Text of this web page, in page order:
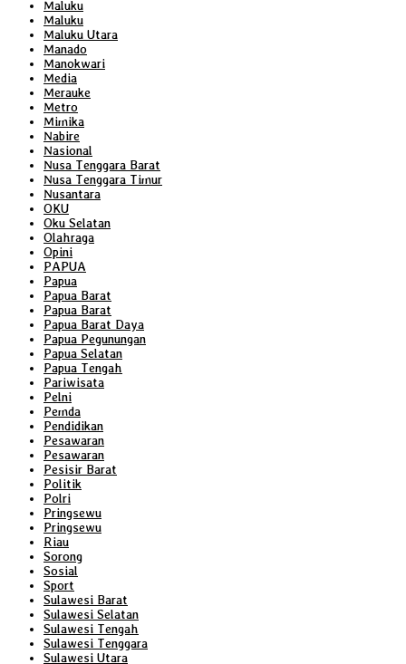
Maluku
Maluku
Maluku Utara
Manado
Manokwari
Media
Merauke
Metro
Mimika
Nabire
Nasional
Nusa Tenggara Barat
Nusa Tenggara Timur
Nusantara
OKU
Oku Selatan
Olahraga
Opini
PAPUA
Papua
Papua Barat
Papua Barat
Papua Barat Daya
Papua Pegunungan
Papua Selatan
Papua Tengah
Pariwisata
Pelni
Pemda
Pendidikan
Pesawaran
Pesawaran
Pesisir Barat
Politik
Polri
Pringsewu
Pringsewu
Riau
Sorong
Sosial
Sport
Sulawesi Barat
Sulawesi Selatan
Sulawesi Tengah
Sulawesi Tenggara
Sulawesi Utara